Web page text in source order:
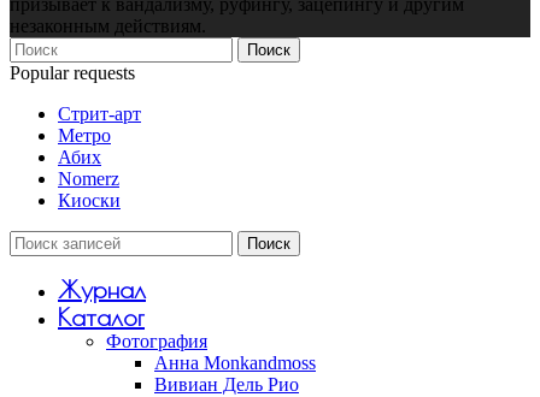
незаконным действиям.
Поиск
Popular requests
Стрит-арт
Метро
Абих
Nomerz
Киоски
Поиск
Журнал
Каталог
Фотография
Анна Monkandmoss
Вивиан Дель Рио